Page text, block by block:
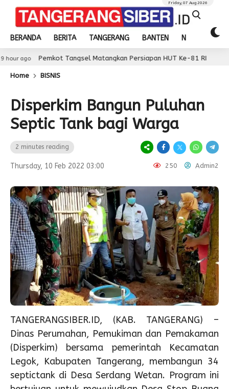
BERANDA BERITA TANGERANG BANTEN NASIONAL
Friday, 07 Aug 2026
Pemkot Tangsel Matangkan Persiapan HUT Ke-81 RI 19 hour
Home BISNIS
Disperkim Bangun Puluhan
Septic Tank bagi Warga
2 minutes reading
Thursday, 10 Feb 2022 03:00 250 Admin2
TANGERANGSIBER.ID, (KAB. TANGERANG) –
Dinas Perumahan, Pemukiman dan Pemakaman
(Disperkim) bersama pemerintah Kecamatan
Legok, Kabupaten Tangerang, membangun 34
septictank di Desa Serdang Wetan. Program ini